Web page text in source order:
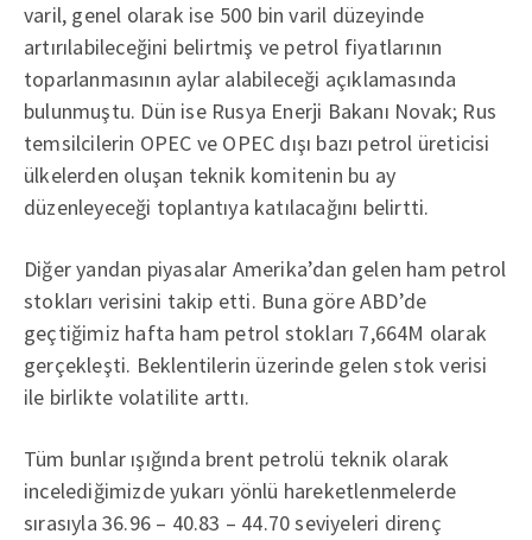
varil, genel olarak ise 500 bin varil düzeyinde
artırılabileceğini belirtmiş ve petrol fiyatlarının
toparlanmasının aylar alabileceği açıklamasında
bulunmuştu. Dün ise Rusya Enerji Bakanı Novak; Rus
temsilcilerin OPEC ve OPEC dışı bazı petrol üreticisi
ülkelerden oluşan teknik komitenin bu ay
düzenleyeceği toplantıya katılacağını belirtti.
Diğer yandan piyasalar Amerika’dan gelen ham petrol
stokları verisini takip etti. Buna göre ABD’de
geçtiğimiz hafta ham petrol stokları 7,664M olarak
gerçekleşti. Beklentilerin üzerinde gelen stok verisi
ile birlikte volatilite arttı.
Tüm bunlar ışığında brent petrolü teknik olarak
incelediğimizde yukarı yönlü hareketlenmelerde
sırasıyla 36.96 – 40.83 – 44.70 seviyeleri direnç